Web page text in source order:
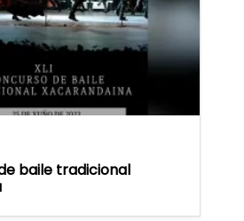
baile tradicional